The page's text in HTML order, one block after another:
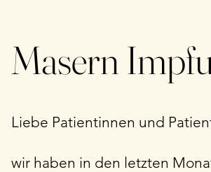
Masern
Liebe Patientinnen und
wir haben in den letzten